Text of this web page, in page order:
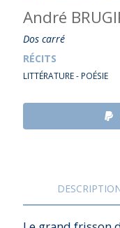
André
Dos carré
RÉCITS
LITTÉRATURE - POÉSIE